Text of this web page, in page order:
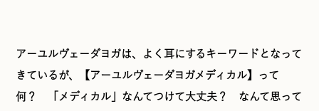
アーユルヴェーダヨガは、よく耳にするキーワードとなって
きているが、【アーユルヴェーダヨガメディカル】って
何？ 「メディカル」なんてつけて大丈夫？ なんて思って